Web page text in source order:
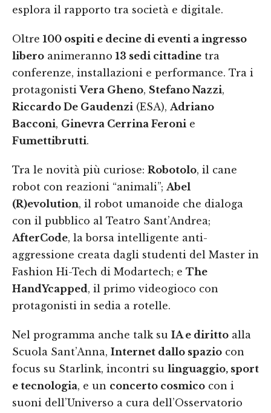
esplora il rapporto tra società e digitale.
Oltre 100 ospiti e decine di eventi a ingresso
libero animeranno 13 sedi cittadine tra
conferenze, installazioni e performance. Tra i
protagonistiVera Gheno, Stefano Nazzi,
Riccardo De Gaudenzi (ESA), Adriano
Bacconi, Ginevra Cerrina Feroni e
Fumettibrutti.
Tra le novità più curiose: Robotolo, il cane
robot con reazioni “animali”; Abel
(R)evolution, il robot umanoide che dialoga
con il pubblico al Teatro Sant’Andrea;
AfterCode, la borsa intelligente anti-
aggressione creata dagli studenti del Master in
Fashion Hi-Tech di Modartech; e The
HandYcapped, il primo videogioco con
protagonisti in sedia a rotelle.
Nel programma anche talk su IA e diritto alla
Scuola Sant’Anna, Internet dallo spazio con
focus su Starlink, incontri su linguaggio, sport
e tecnologia, e un concerto cosmico con i
suoni dell’Universo a cura dell’Osservatorio